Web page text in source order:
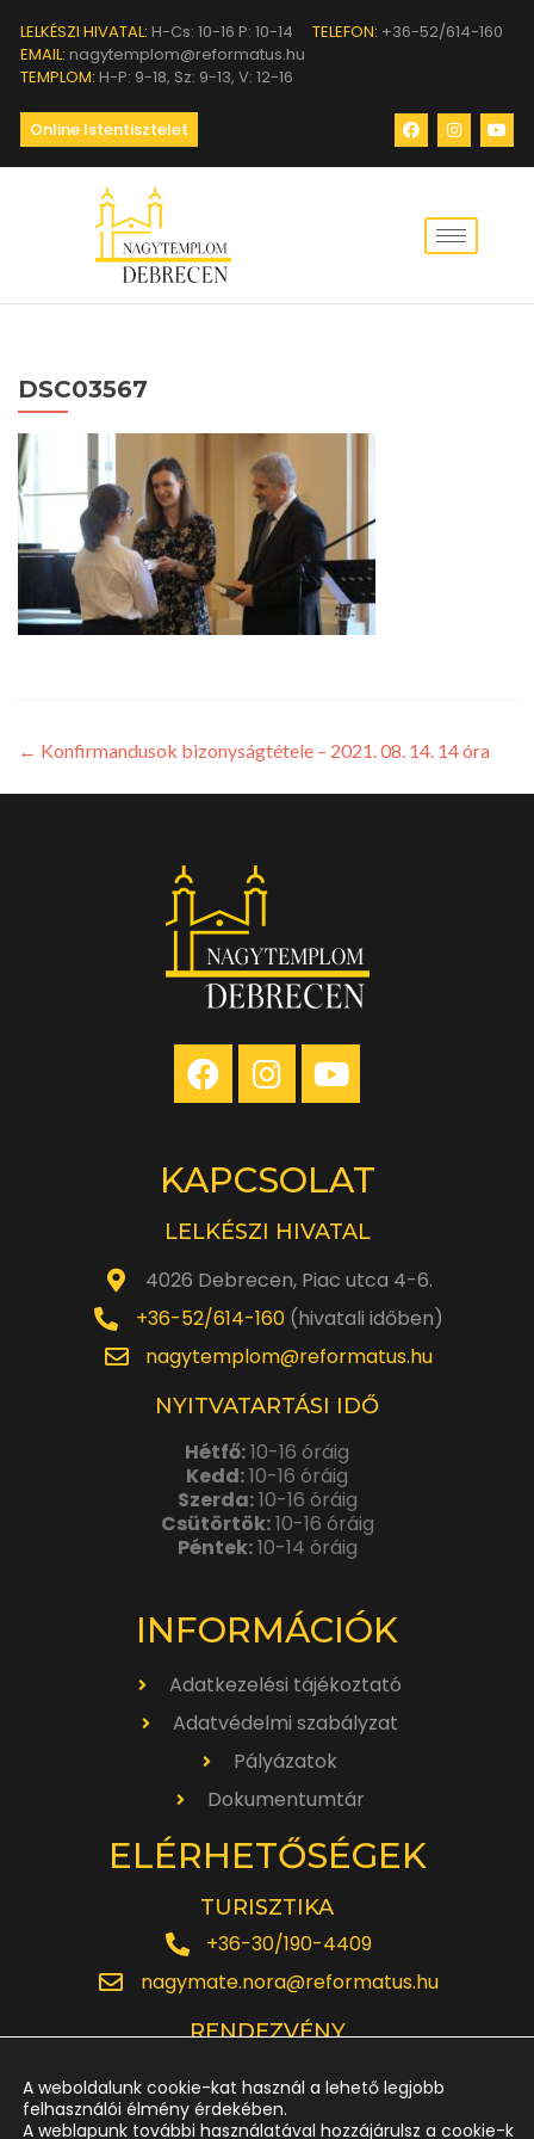
LELKÉSZI HIVATAL: H-Cs: 10-16 P: 10-14 TELEFON: +36-52/614-160
EMAIL: nagytemplom@reformatus.hu
TEMPLOM: H-P: 9-18, Sz: 9-13, V: 12-16
Online Istentisztelet
DSC03567
← Konfirmandusok bizonyságtétele – 2021. 08. 14. 14 óra
KAPCSOLAT
LELKÉSZI HIVATAL
4026 Debrecen, Piac utca 4-6.
+36-52/614-160(hivatali időben)
nagytemplom@reformatus.hu
NYITVATARTÁSI IDŐ
Hétfő:10-16 óráig
Kedd:10-16 óráig
Szerda:10-16 óráig
Csütörtök:10-16 óráig
Péntek:10-14 óráig
INFORMÁCIÓK
Adatkezelési tájékoztató
Adatvédelmi szabályzat
Pályázatok
Dokumentumtár
ELÉRHETŐSÉGEK
TURISZTIKA
+36-30/190-4409
nagymate.nora@reformatus.hu
RENDEZVÉNY
rendezveny.nagytemplom@reformatus.hu
A weboldalunk cookie-kat használ a lehető legjobb
felhasználói élmény érdekében.
A weblapunk további használatával hozzájárulsz a cookie-k